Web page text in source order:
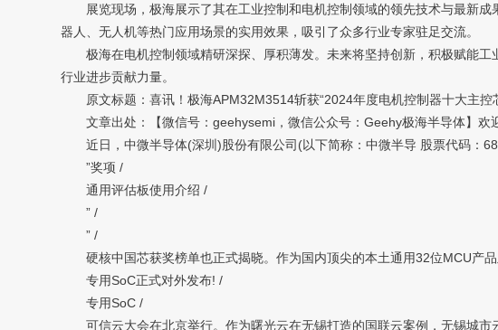
展览现场，极海展示了其在工业控制和电机控制领域的领先技术与最新成
器人、无人机等热门应用场景的实用效果，吸引了众多行业专家驻足交流。
极海在电机控制领域精研深探、厚积薄发。未来将坚持创新，积极赋能工
行业进步贡献力量。
原文标题：喜讯！极海APM32M3514斩获“2024年度电机控制器十大主控
文章出处：【微信号：geehysemi，微信公众号：Geehy极海半导体】欢
近日，中微半导体(深圳)股份有限公司(以下简称：中微半导 股票代码：
”奖项 /
通用评估板使用介绍 /
” /
” /
硬核中国芯获奖榜单也正式揭晓。作为国内顶尖的本土通用32位MCU产
专用SoC正式对外发布! /
专用SoC /
可信云大会在北京举行。作为曙光云在无锡打造的国联云案例，无锡城市